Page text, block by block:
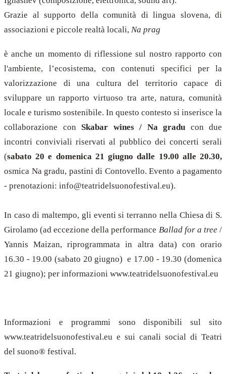
Grazie al supporto della comunità di lingua slovena, di
associazioni e piccole realtà locali, Na prag
è anche un momento di riflessione sul nostro rapporto con
l'ambiente, l’ecosistema, con contenuti specifici per la
valorizzazione di una cultura del territorio capace di
sviluppare un rapporto virtuoso tra arte, natura, comunità
locale e turismo sostenibile. In questo contesto si inserisce la
collaborazione con Skabar wines / Na gradu con due
incontri conviviali riservati al pubblico dei concerti serali
(sabato 20 e domenica 21 giugno dalle 19.00 alle 20.30,
osmica Na gradu, pastini di Contovello. Evento a pagamento
- prenotazioni: info@teatridelsuonofestival.eu).
In caso di maltempo, gli eventi si terranno nella Chiesa di S.
Girolamo (ad eccezione della performance Ballad for a tree/
Yannis Maizan, riprogrammata in altra data) con orario
16.30 - 19.00 (sabato 20 giugno) e 17.00 - 19.30 (domenica
21 giugno); per informazioni www.teatridelsuonofestival.eu
Informazioni e programmi sono disponibili sul sito
www.teatridelsuonofestival.eu e sui canali social di Teatri
del suono® festival.